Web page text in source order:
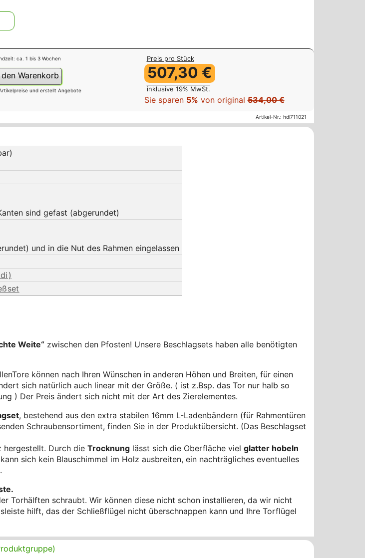
ca. 1 bis 3 Wochen
den Warenkorb
und erstellt Angebote
Preis pro Stück
507,30 €
inklusive 19% MwSt.
Sie sparen 5% von original534,00 €
Artikel-Nr.: hdl711021
sind gefast (abgerundet)
und in die Nut des Rahmen eingelassen
Weite“ zwischen den Pfosten! Unsere Beschlagsets haben alle benötigten
können nach Ihren Wünschen in anderen Höhen und Breiten, für einen
sich natürlich auch linear mit der Größe. ( ist z.Bsp. das Tor nur halb so
) Der Preis ändert sich nicht mit der Art des Zierelementes.
, bestehend aus den extra stabilen 16mm L-Ladenbändern (für Rahmentüren
Schraubensortiment, finden Sie in der Produktübersicht. (Das Beschlagset
hergestellt. Durch die Trocknung lässt sich die Oberfläche viel glatter hobeln
sich kein Blauschimmel im Holz ausbreiten, ein nachträgliches eventuelles
Torhälften schraubt. Wir können diese nicht schon installieren, da wir nicht
hilft, das der Schließflügel nicht überschnappen kann und Ihre Torflügel